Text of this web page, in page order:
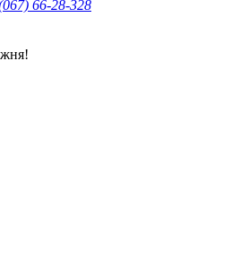
66-28-328